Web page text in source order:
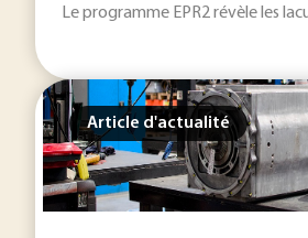
Le programme EPR2 révèle les
Article d'actualité